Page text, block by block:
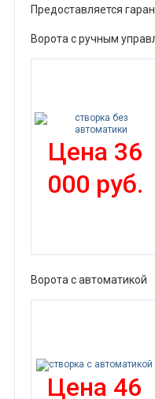
Предоставляется
Ворота с ручным
Цена 36
000 руб.
Ворота с автоматикой
Цена 46